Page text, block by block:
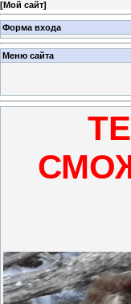
[Мой сайт]
Форма входа
Меню сайта